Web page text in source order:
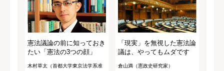
憲法議論の前に知っておき
たい「憲法の3つの顔」
木村草太（首都大学東京法学系准
「現実」を無視した憲法論
議は、やってもムダです
倉山満（憲政史研究家）